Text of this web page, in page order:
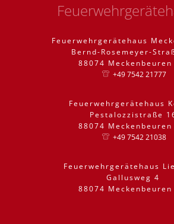
Feuerwehrgerätehaus
Bernd-Rosemeyer-
88074 Meckenbeuren
+49 7542 21777
Feuerwehrgerätehaus
Pestalozzistraße
88074 Meckenbeuren
+49 7542 21038
Feuerwehrgerätehaus
Gallusweg 4
88074 Meckenbeuren